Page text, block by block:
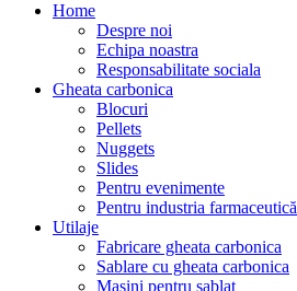
Home
Despre noi
Echipa noastra
Responsabilitate sociala
Gheata carbonica
Blocuri
Pellets
Nuggets
Slides
Pentru evenimente
Pentru industria farmaceutică
Utilaje
Fabricare gheata carbonica
Sablare cu gheata carbonica
Masini pentru sablat